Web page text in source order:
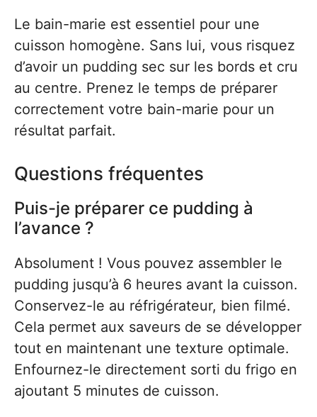
Le bain-marie est essentiel pour une
cuisson homogène. Sans lui, vous risquez
d’avoir un pudding sec sur les bords et cru
au centre. Prenez le temps de préparer
correctement votre bain-marie pour un
résultat parfait.
Questions fréquentes
Puis-je préparer ce pudding à
l’avance ?
Absolument ! Vous pouvez assembler le
pudding jusqu’à 6 heures avant la cuisson.
Conservez-le au réfrigérateur, bien filmé.
Cela permet aux saveurs de se développer
tout en maintenant une texture optimale.
Enfournez-le directement sorti du frigo en
ajoutant 5 minutes de cuisson.